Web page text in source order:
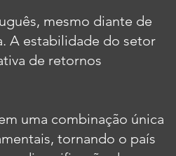
mesmo diante de
A estabilidade do setor
de retornos
uma combinação única
tornando o país